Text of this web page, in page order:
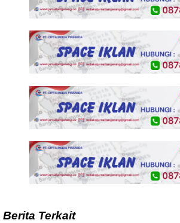
Berita Terkait